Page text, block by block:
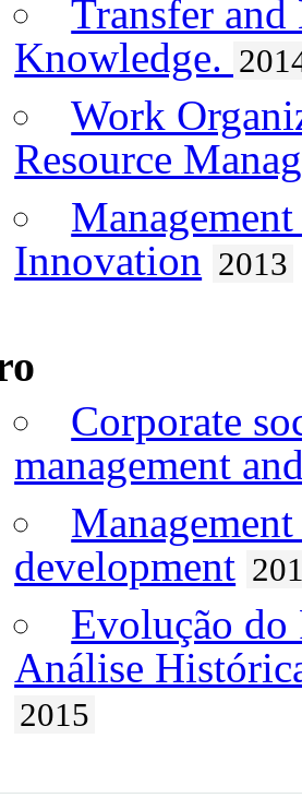
Transfer
Knowledge.
Work
Resource
Innovation 2013
Corporate
management
development
Evolução do
Análise
2015